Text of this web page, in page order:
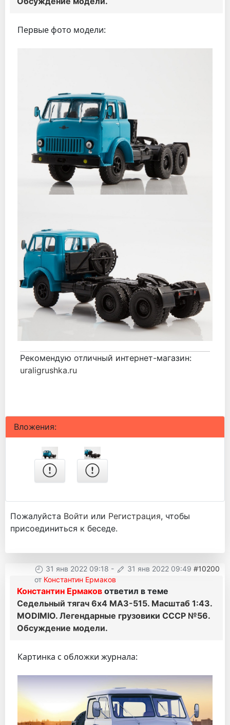
Первые фото модели:
Рекомендую отличный интернет-магазин:
uraligrushka.ru
Вложения:
Пожалуйста Войти или Регистрация, чтобы
присоединиться к беседе.
31 янв 2022 09:18 - 31 янв 2022 09:49 #10200
от Константин Ермаков
Константин Ермаков ответил в теме
Седельный тягач 6х4 МАЗ-515. Масштаб 1:43.
MODIMIO. Легендарные грузовики СССР №56.
Обсуждение модели.
Картинка с обложки журнала: